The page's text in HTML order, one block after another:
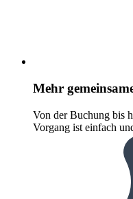
Mehr
Von der Buchung bis
Vorgang ist einfach